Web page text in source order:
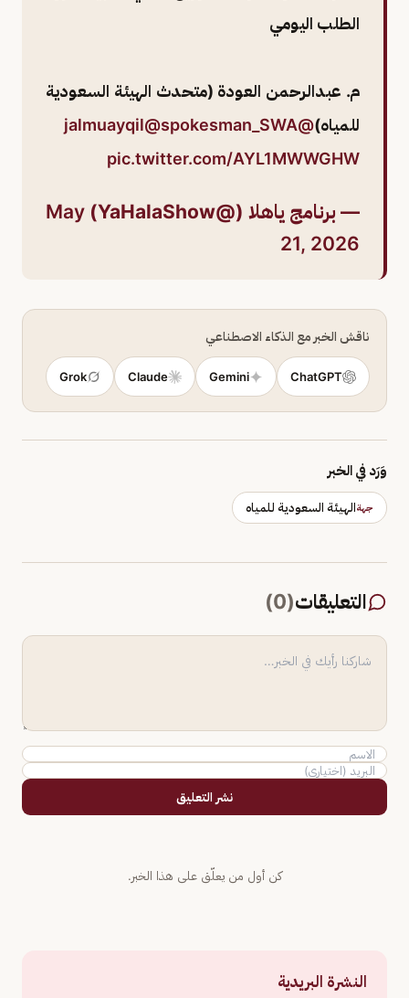
الطلب اليومي
م. عبدالرحمن العودة (متحدث الهيئة السعودية
للمياه)@jalmuayqil
@spokesman_SWA
pic.twitter.com/AYL1MWWGHW
— برنامج ياهلا (@YaHalaShow)
May
21, 2026
ناقش الخبر مع الذكاء الاصطناعي
ChatGPT
Gemini
Claude
Grok
وَرَد في الخبر
جهةالهيئة السعودية للمياه
التعليقات(
0
)
نشر التعليق
كن أول من يعلّق على هذا الخبر.
النشرة البريدية